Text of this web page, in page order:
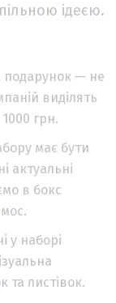
ідеєю.
— не
виділять
грн.
має бути
актуальні
в бокс
у наборі
та листівок.